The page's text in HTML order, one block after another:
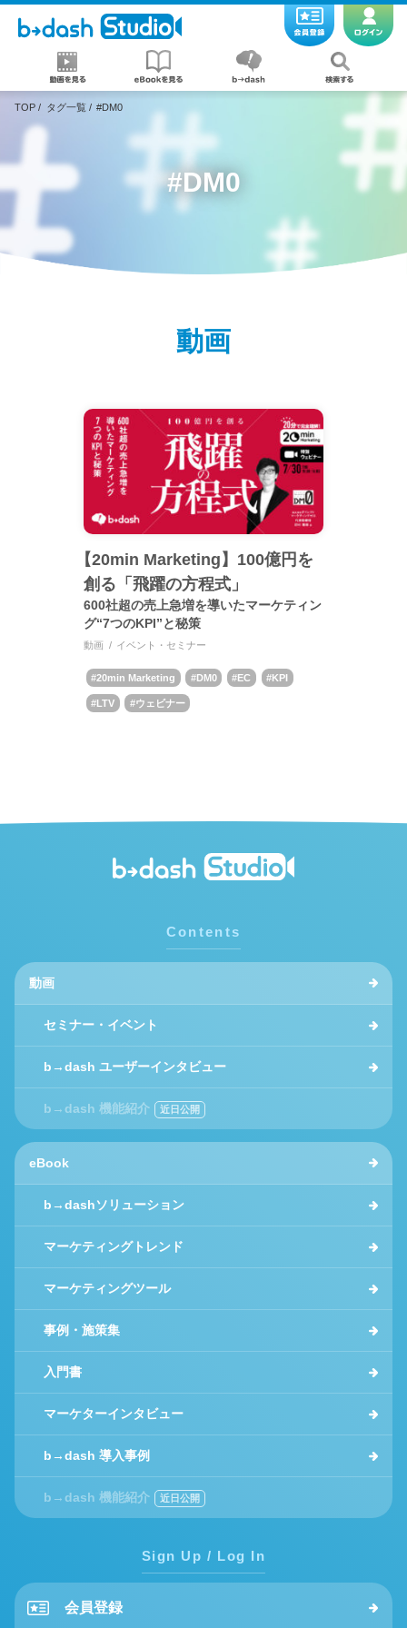
TOP / タグ一覧/ #DM0
#DM0
動画
【20min Marketing】100億円を
創る「飛躍の方程式」
600社超の売上急増を導いたマーケティン
グ“7つのKPI”と秘策
動画 イベント・セミナー
20min Marketing DM0 EC KPI
LTV ウェビナー
Contents
動画
セミナー・イベント
b→dash ユーザーインタビュー
b→dash 機能紹介
eBook
b→dashソリューション
マーケティングトレンド
マーケティングツール
事例・施策集
入門書
マーケターインタビュー
b→dash 導入事例
b→dash 機能紹介
Sign Up / Log In
会員登録